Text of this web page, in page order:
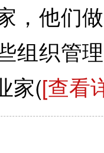
，他们
组织管
家([查看